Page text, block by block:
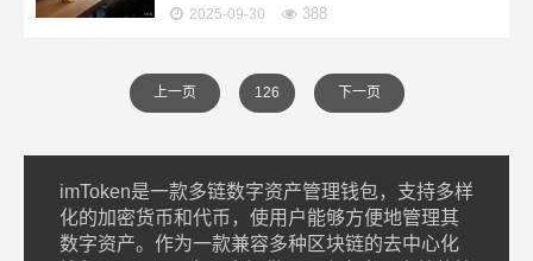
2025-09-30 388
上一页 126 下一页
imToken是一款多链数字资产管理钱包，支持多样
化的加密货币和代币，使用户能够方便地管理其
数字资产。作为一款兼容多种区块链的去中心化